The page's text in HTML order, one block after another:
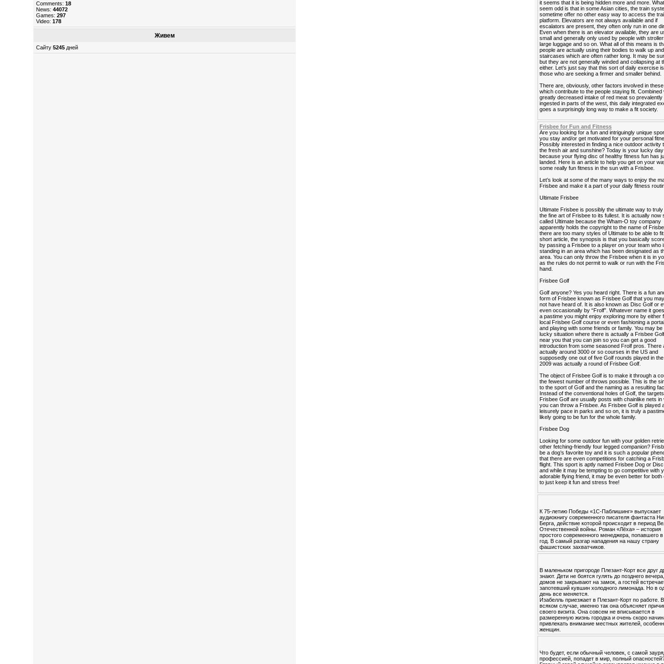
Comments:18
News:44072
Games:297
Video:178
Живем
Сайту5245 дней
it seems that it is being hidden more and more.
seem odd is that in some Asian cities, the train
sometime offer no other easy way to access the
platform. Elevators are not always available and if
escalators are present, they often only run in one
Even when there is an elevator available, they are
small and generally only used by people with
large luggage and so on. What all of this means is
people are actually using their bodies to walk up
staircases which are often rather long. It may be
but they are not generally winded and collapsing at
either. Let’s just say that this sort of daily exercise
those who are seeking a firmer and smaller behind.
There are, obviously, other factors involved in
which contribute to the people staying fit. Combined
greatly decreased intake of red meat so prevalently
ingested in parts of the west, this daily integrated
goes a surprisingly long way to make a fit society.
Frisbee for Fun and Fitness
Are you looking for a fun and intriguingly unique
you stay and/or get motivated for your personal
Possibly interested in finding a nice outdoor activity
the fresh air and sunshine? Today is your lucky day
because your flying disc of healthy fitness fun has
landed. Here is an article to help you get on your
some really fun fitness in the sun with a Frisbee.
Let’s look at some of the many ways to enjoy the
Frisbee and make it a part of your daily fitness
Ultimate Frisbee
Ultimate Frisbee is possibly the ultimate way to
the fine art of Frisbee to its fullest. It is actually now
called Ultimate because the Wham-O toy company
apparently holds the copyright to the name of
there are too many styles of Ultimate to be able to
short article, the synopsis is that you basically
by passing a Frisbee to a player on your team who
standing in an area which has been designated as
area. You can only throw the Frisbee when it is in
as the rules do not permit to walk or run with the
hand.
Frisbee Golf
Golf anyone? Yes you heard right. There is a fun
form of Frisbee known as Frisbee Golf that you
not have heard of. It is also known as Disc Golf or
even occasionally by “Frolf”. Whatever name it
a pastime you might enjoy exploring more by either
local Frisbee Golf course or even fashioning a
and playing with some friends or family. You may be
lucky situation where there is actually a Frisbee
near you that you can join so you can get a good
introduction from some seasoned Frolf pros. There
actually around 3000 or so courses in the US and
supposedly one out of five Golf rounds played in
2009 was actually a round of Frisbee Golf.
The object of Frisbee Golf is to make it through a
the fewest number of throws possible. This is the
to the sport of Golf and the naming as a resulting
Instead of the conventional holes of Golf, the
Frisbee Golf are usually posts with chainlike nets in
you can throw a Frisbee. As Frisbee Golf is played
leisurely pace in parks and so on, it is truly a
likely going to be fun for the whole family.
Frisbee Dog
Looking for some outdoor fun with your golden
other fetching-friendly four legged companion?
be a dog’s favorite toy and it is such a popular
that there are even competitions for catching a
flight. This sport is aptly named Frisbee Dog or
and while it may be tempting to go competitive with
adorable flying friend, it may be even better for both
to just keep it fun and stress free!
К 75-летию Победы «1С-Паблишинг» выпускает
аудиокнигу современного писателя фантаста
Берга, действие которой происходит в период
Отечественной войны. Роман «Лёха» – история
простого современного менеджера, попавшего
год. В самый разгар нападения на нашу страну
фашистских захватчиков.
В маленьком пригороде Плезант-Корт все друг
знают. Дети не боятся гулять до позднего
домов не закрывают на замок, а гостей
запотевший кувшин холодного лимонада. Но в
день все меняется.
Изабелль приезжает в Плезант-Корт по работе.
всяком случае, именно так она объясняет
своего визита. Она совсем не вписывается в
размеренную жизнь городка и очень скоро
привлекать внимание местных жителей,
женщин.
Что будет, если обычный человек, с самой
профессией, попадет в мир, полный